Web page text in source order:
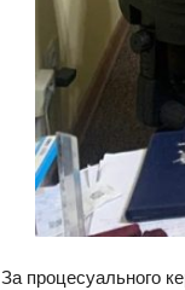
За процесуального